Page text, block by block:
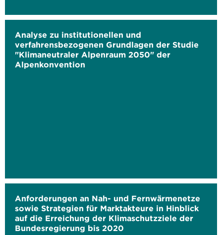
Analyse zu institutionellen und
verfahrensbezogenen Grundlagen der Studie
"Klimaneutraler Alpenraum 2050" der
Alpenkonvention
Anforderungen an Nah- und Fernwärmenetze
sowie Strategien für Marktakteure in Hinblick
auf die Erreichung der Klimaschutzziele der
Bundesregierung bis 2020